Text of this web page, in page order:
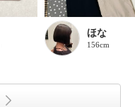
ほな
156cm